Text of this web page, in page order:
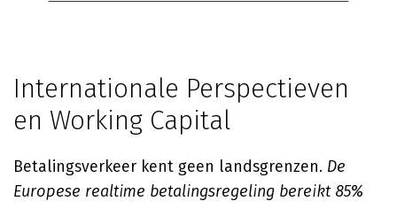
Internationale Perspectieven
en Working Capital
Betalingsverkeer kent geen landsgrenzen. De
Europese realtime betalingsregeling bereikt 85%